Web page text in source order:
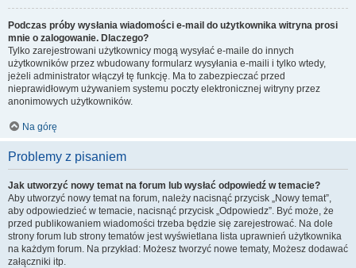
Podczas próby wysłania wiadomości e-mail do użytkownika witryna prosi
mnie o zalogowanie. Dlaczego?
Tylko zarejestrowani użytkownicy mogą wysyłać e-maile do innych
użytkowników przez wbudowany formularz wysyłania e-maili i tylko wtedy,
jeżeli administrator włączył tę funkcję. Ma to zabezpieczać przed
nieprawidłowym używaniem systemu poczty elektronicznej witryny przez
anonimowych użytkowników.
Na górę
Problemy z pisaniem
Jak utworzyć nowy temat na forum lub wysłać odpowiedź w temacie?
Aby utworzyć nowy temat na forum, należy nacisnąć przycisk „Nowy temat”,
aby odpowiedzieć w temacie, nacisnąć przycisk „Odpowiedz”. Być może, że
przed publikowaniem wiadomości trzeba będzie się zarejestrować. Na dole
strony forum lub strony tematów jest wyświetlana lista uprawnień użytkownika
na każdym forum. Na przykład: Możesz tworzyć nowe tematy, Możesz dodawać
załączniki itp.